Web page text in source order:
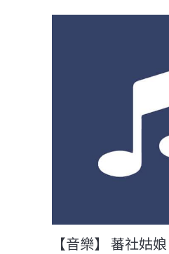
【音樂】 蕃社姑娘